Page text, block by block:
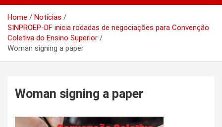
Home
Notícias
SINPROEP-DF inicia rodadas de negociações para Convenção
Coletiva do Ensino Superior
Woman signing a paper
Woman signing a paper